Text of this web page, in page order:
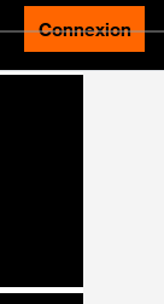
Connexion